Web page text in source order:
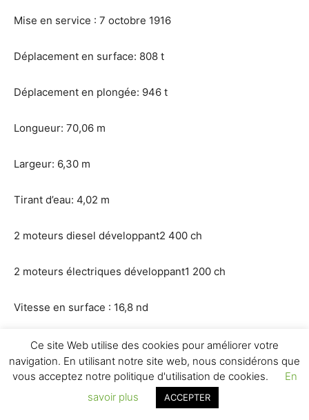
Mise en service : 7 octobre 1916
Déplacement en surface: 808 t
Déplacement en plongée: 946 t
Longueur: 70,06 m
Largeur: 6,30 m
Tirant d’eau: 4,02 m
2 moteurs diesel développant2 400 ch
2 moteurs électriques développant1 200 ch
Vitesse en surface : 16,8 nd
Vitesse en plongée : 9,1 nd
Distance franchissable en surface : 11 200 milles à 8 nd
Ce site Web utilise des cookies pour améliorer votre
navigation. En utilisant notre site web, nous considérons que
vous acceptez notre politique d'utilisation de cookies.
En
savoir plus
ACCEPTER